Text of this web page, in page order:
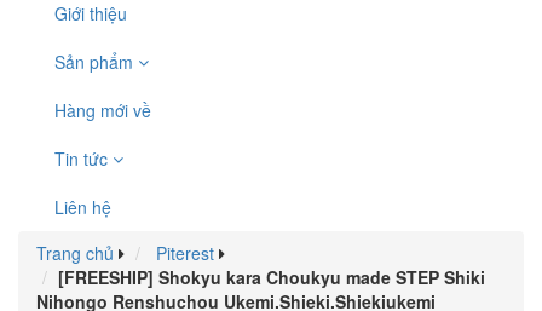
Giới thiệu
Sản phẩm
Hàng mới về
Tin tức
Liên hệ
Trang chủ
Piterest
[FREESHIP] Shokyu kara Choukyu made STEP Shiki
Nihongo Renshuchou Ukemi.Shieki.Shiekiukemi